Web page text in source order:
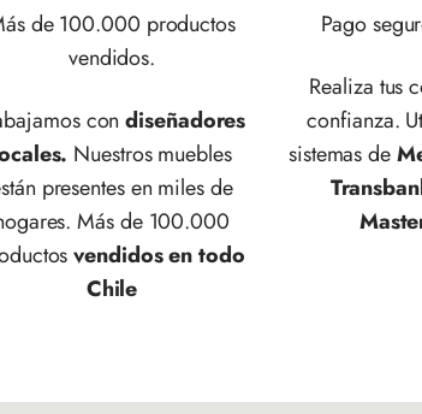
de 100.000 productos
vendidos.
condiseñadores
Nuestros muebles
presentes en miles de
Más de 100.000
vendidos en todo
Chile
Pago
Realiza tus
confianza.
sistemas de